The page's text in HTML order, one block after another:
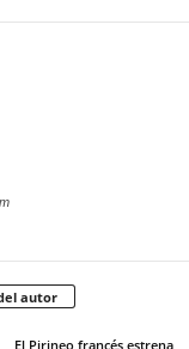
autor
El Pirineo francés estrena